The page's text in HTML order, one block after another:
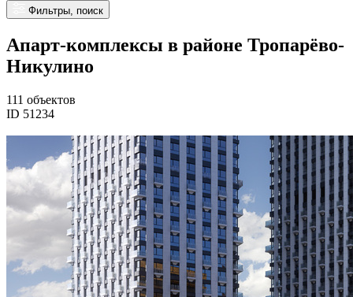
Фильтры, поиск
Апарт-комплексы в районе Тропарёво-
Никулино
111 объектов
ID 51234